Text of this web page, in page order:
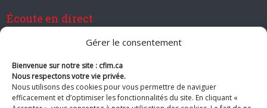
Gérer le consentement
Bienvenue sur notre site : cfim.ca
Nous respectons votre vie privée.
Nous utilisons des cookies pour vous permettre de naviguer
efficacement et d’optimiser les fonctionnalités du site. En cliquant «
Écoute en direct
Devenir membre de CFIM